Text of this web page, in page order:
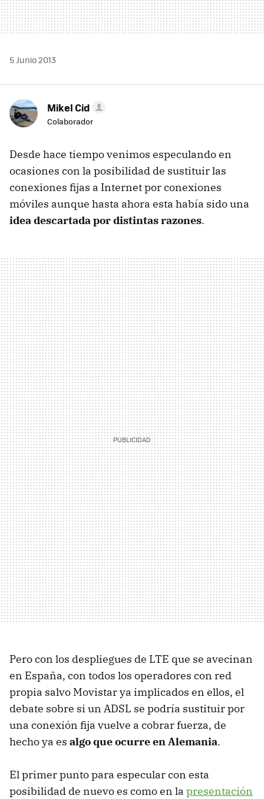
5 Junio 2013
Mikel Cid
Colaborador
Desde hace tiempo venimos especulando en
ocasiones con la posibilidad de sustituir las
conexiones fijas a Internet por conexiones
móviles aunque hasta ahora esta había sido una
idea descartada por distintas razones.
Pero con los despliegues de LTE que se avecinan
en España, con todos los operadores con red
propia salvo Movistar ya implicados en ellos, el
debate sobre si un ADSL se podría sustituir por
una conexión fija vuelve a cobrar fuerza, de
hecho ya es algo que ocurre en Alemania.
El primer punto para especular con esta
posibilidad de nuevo es como en la presentación